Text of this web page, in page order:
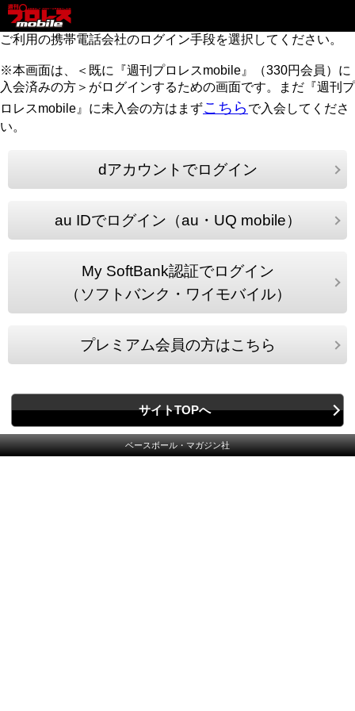
ご利用の携帯電話会社のログイン手段を選択してください。
※本画面は、＜既に『週刊プロレスmobile』（330円会員）に
入会済みの方＞がログインするための画面です。まだ『週刊プ
ロレスmobile』に未入会の方はまずこちら で入会してくださ
い。
dアカウントでログイン
au IDでログイン（au・UQ mobile）
My SoftBank認証でログイン
（ソフトバンク・ワイモバイル）
プレミアム会員の方はこちら
サイトTOPへ
ベースボール・マガジン社